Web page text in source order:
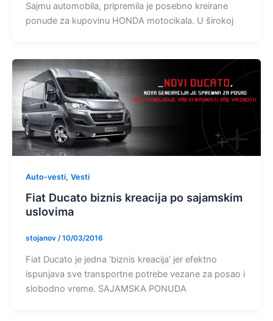
Sajmu automobila, pripremila je posebno kreirane
ponude za kupovinu HONDA motocikala. U širokoj
Auto-vesti, Vesti
Fiat Ducato biznis kreacija po sajamskim
uslovima
stojanov /10/03/2016
Fiat Ducato je jedna ‘biznis kreacija’ jer efektno
ispunjava sve transportne potrebe vezane za posao i
slobodno vreme. SAJAMSKA PONUDA